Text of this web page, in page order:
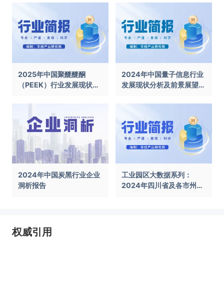
2025年中国聚醚醚酮
（PEEK）行业发展现状及
2024年中国量子信息行业
发展现状分析及前景展望报
2024年中国炭黑行业企业
洞析报告
工业园区大数据系列：
2024年四川省及各市州工
权威引用